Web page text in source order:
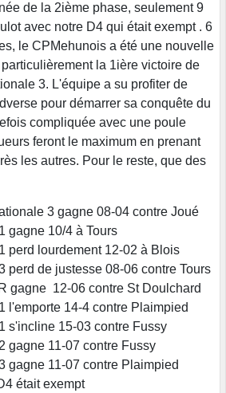
de la 2ième phase, seulement 9
avec notre D4 qui était exempt . 6
le CPMehunois a été une nouvelle
la 1ière victoire de
3. L'équipe a su profiter de
pour démarrer sa conquête du
compliquée avec une poule
feront le maximum en prenant
les autres. Pour le reste, que des
3 gagne 08-04 contre Joué
gagne 10/4 à Tours
perd lourdement 12-02 à Blois
perd de justesse 08-06 contre Tours
gagne 12-06 contre St Doulchard
l'emporte 14-4 contre Plaimpied
s'incline 15-03 contre Fussy
gagne 11-07 contre Fussy
gagne 11-07 contre Plaimpied
était exempt